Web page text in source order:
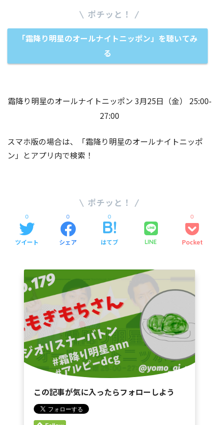
「霜降り明星のオールナイトニッポン」を聴いてみ
る
霜降り明星のオールナイトニッポン 3月25日（金） 25:00-
27:00
スマホ版の場合は、「霜降り明星のオールナイトニッポ
ン」とアプリ内で検索！
ツイート
0
シェア
0
はてブ
0
LINE Pocket
0
この記事が気に入ったらフォローしよう